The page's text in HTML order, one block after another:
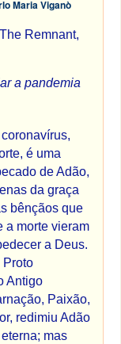
Maria Viganò
Remnant,
a pandemia
é uma
de Adão,
da graça
bênçãos que
a morte vieram
a Deus.
Proto
Antigo
Paixão,
redimiu Adão
mas